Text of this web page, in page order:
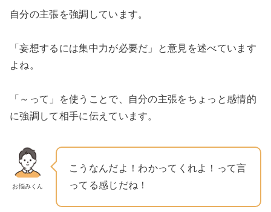
自分の主張を強調しています。
「妄想するには集中力が必要だ」と意見を述べています
よね。
「～って」を使うことで、自分の主張をちょっと感情的
に強調して相手に伝えています。
お悩みくん
こうなんだよ！わかってくれよ！って言
ってる感じだね！